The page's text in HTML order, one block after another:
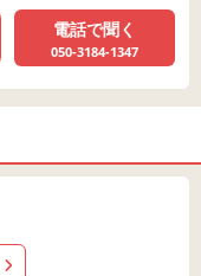
電話で聞く
050-3184-1347